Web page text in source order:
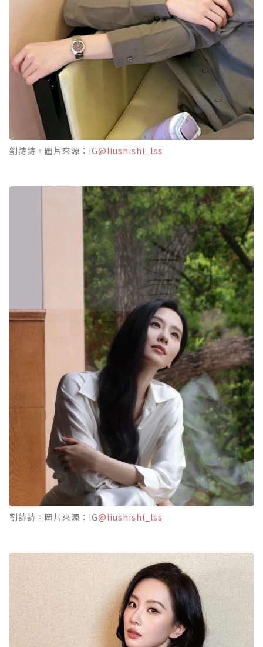
劉詩詩。圖片來源：IG@liushishi_lss
劉詩詩。圖片來源：IG@liushishi_lss